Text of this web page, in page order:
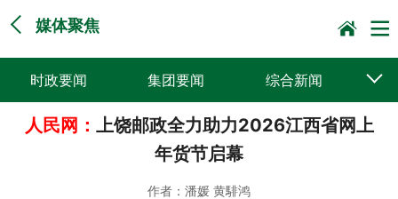
媒体聚焦
时政要闻 集团要闻 综合新闻
媒体聚焦 党建动态 普遍服务
企业文化
人民网： 上饶邮政全力助力2026江西省网上
年货节启幕
作者： 潘媛 黄騑鸿